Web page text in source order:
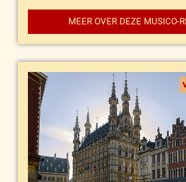
MEER OVER DEZE MUSICO-